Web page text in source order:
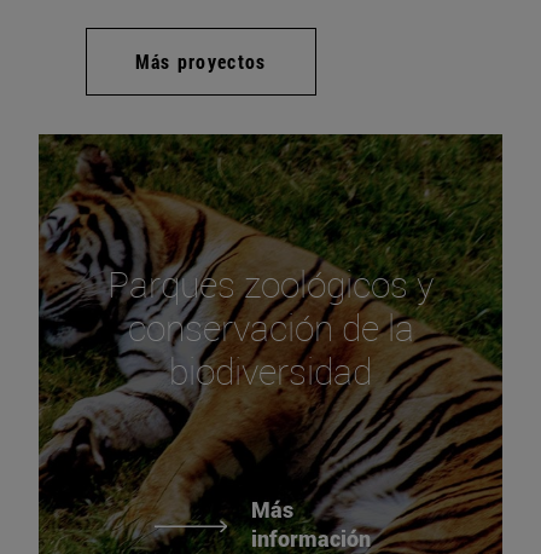
Más proyectos
Parques zoológicos y
conservación de la
biodiversidad
Más
información